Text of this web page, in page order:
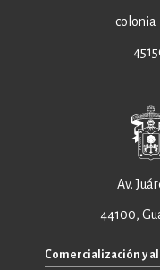
colonia
Av.
44100,
Comercialización y